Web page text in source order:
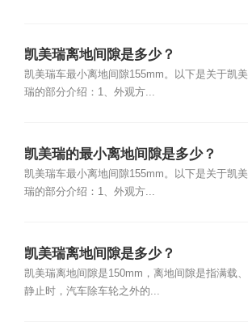
凯美瑞离地间隙是多少？
凯美瑞车最小离地间隙155mm。以下是关于凯美
瑞的部分介绍：1、外观方...
凯美瑞的最小离地间隙是多少？
凯美瑞车最小离地间隙155mm。以下是关于凯美
瑞的部分介绍：1、外观方...
凯美瑞离地间隙是多少？
凯美瑞离地间隙是150mm，离地间隙是指满载、
静止时，汽车除车轮之外的...